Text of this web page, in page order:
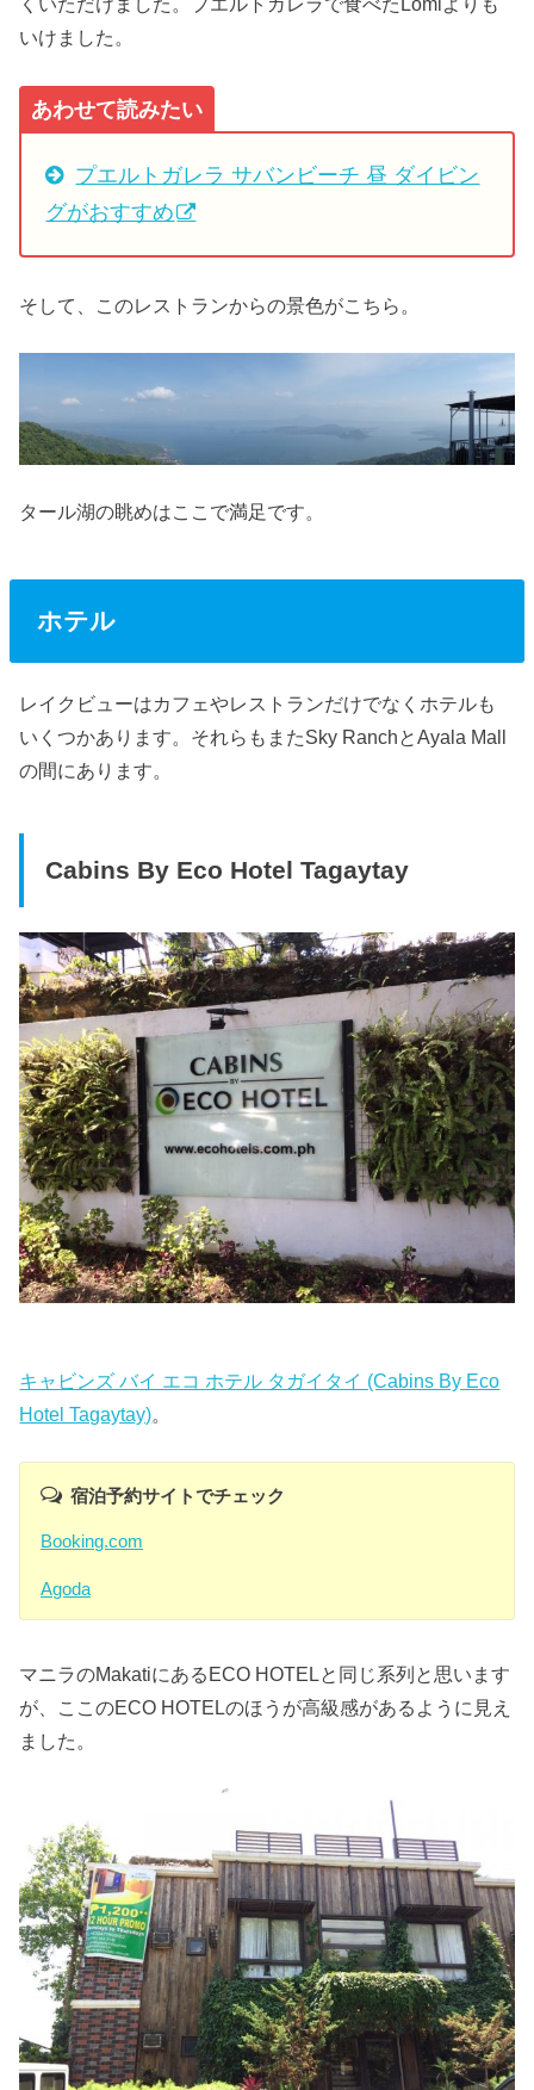
いけました。
あわせて読みたい
プエルトガレラ サバンビーチ 昼 ダイビン
グがおすすめ
そして、このレストランからの景色がこちら。
タール湖の眺めはここで満足です。
ホテル
レイクビューはカフェやレストランだけでなくホテルも
いくつかあります。それらもまたSky RanchとAyala Mall
の間にあります。
Cabins By Eco Hotel Tagaytay
キャビンズ バイ エコ ホテル タガイタイ (Cabins By Eco
Hotel Tagaytay)。
宿泊予約サイトでチェック
Booking.com
Agoda
マニラのMakatiにあるECO HOTELと同じ系列と思います
が、ここのECO HOTELのほうが高級感があるように見え
ました。